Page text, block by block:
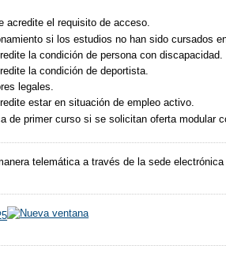
acredite el requisito de acceso.
si los estudios no han sido cursados
la condición de persona con discapacidad.
la condición de deportista.
legales.
estar en situación de empleo activo.
de primer curso si se solicitan oferta modular
telemática a través de la sede